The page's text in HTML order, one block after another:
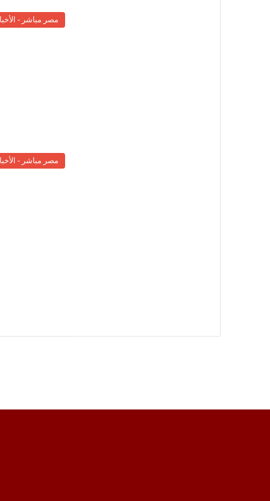
مصر مباشر -
مصر مباشر -